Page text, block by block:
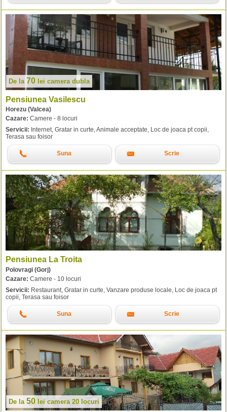
De la 70 lei camera dubla
Pensiunea Vasilescu
Horezu (Valcea)
Cazare: Camere - 8 locuri
Servicii: Internet, Gratar in curte, Animale acceptate, Loc de joaca pt copii,
Terasa sau foisor
Suna Scrie
Pensiunea La Troita
Polovragi (Gorj)
Cazare: Camere - 10 locuri
Servicii: Restaurant, Gratar in curte, Vanzare produse locale, Loc de joaca pt
copii, Terasa sau foisor
Suna Scrie
De la 50 lei camera 20 locuri